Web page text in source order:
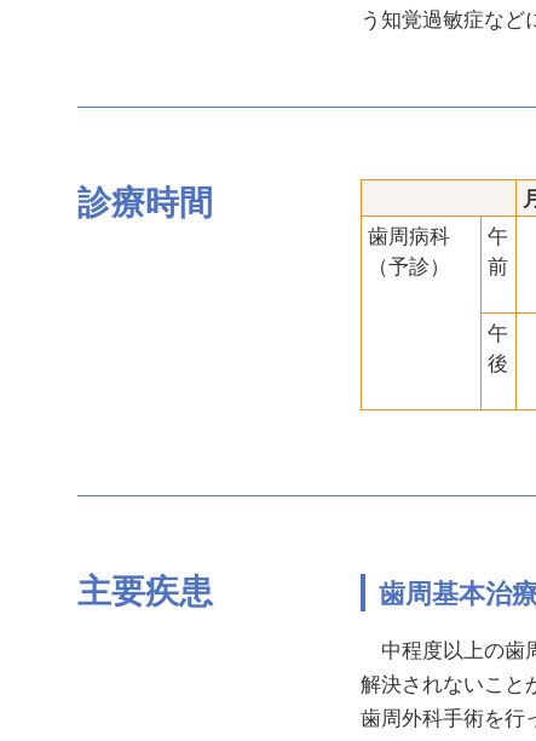
う知覚過敏症など
診療時間
歯周病科
（予診）
午
前
午
後
主要疾患 歯周基本治
中程度以上の歯
解決されないこと
歯周外科手術を行